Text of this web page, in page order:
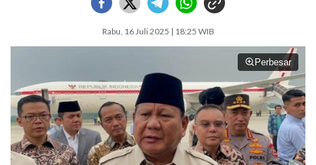
Rabu, 16 Juli 2025 | 18:25 WIB
Perbesar